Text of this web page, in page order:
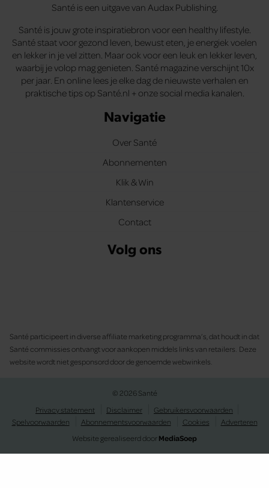
Santé is een uitgave van Audax Publishing.
Santé is jouw grote inspiratiebron voor een healthy lifestyle.
Santé staat voor gezond leven, bewust eten, je energiek voelen
en lekker in je vel zitten. Maar ook voor een leuk en lekker leven,
waarbij je volop mag genieten. Santé magazine verschijnt 10x
per jaar. En online lees je elke dag de nieuwste verhalen en
praktische tips op Santé.nl + onze social media kanalen.
Navigatie
Over Santé
Abonnementen
Klik & Win
Klantenservice
Contact
Volg ons
Santé participeert in diverse affiliate marketing programma’s, dat houdt in dat
Santé commissies ontvangt voor aankopen middels links van retailers. Deze
website wordt niet gesponsord door de genoemde webwinkels.
© 2026 Santé
Privacy statement
Disclaimer
Gebruikersvoorwaarden
Spelvoorwaarden
Abonnementsvoorwaarden Cookies
Adverteren
Website gerealiseerd doorMediaSoep